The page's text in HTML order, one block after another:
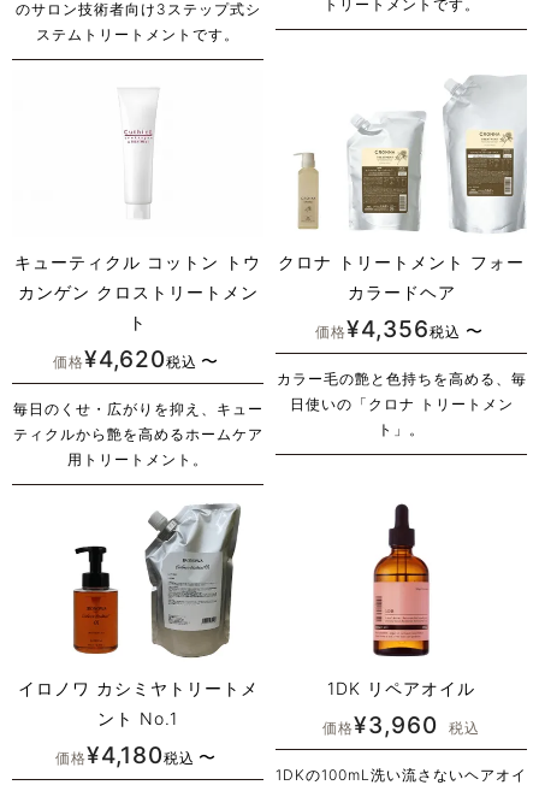
のサロン技術者向け3ステップ式シ
ステムトリートメントです。
トリートメントです。
キューティクル コットン トウ
カンゲン クロストリートメン
ト
価格¥4,620税込 〜
毎日のくせ・広がりを抑え、キュー
ティクルから艶を高めるホームケア
用トリートメント。
クロナ トリートメント フォー
カラードヘア
価格¥4,356税込 〜
カラー毛の艶と色持ちを高める、毎
日使いの「クロナ トリートメン
ト」。
イロノワ カシミヤトリートメ
ント No.1
価格¥4,180税込 〜
1DK リペアオイル
価格¥3,960 税込
1DKの100mL洗い流さないヘアオイ